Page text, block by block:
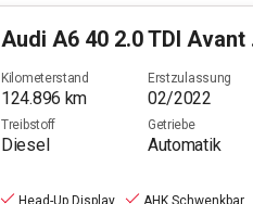
Audi A6 40 2.0 TDI Avant quattro basis (EURO 6d)
Kilometerstand
124.896 km
Erstzulassung
02/2022
Treibstoff
Diesel
Getriebe
Automatik